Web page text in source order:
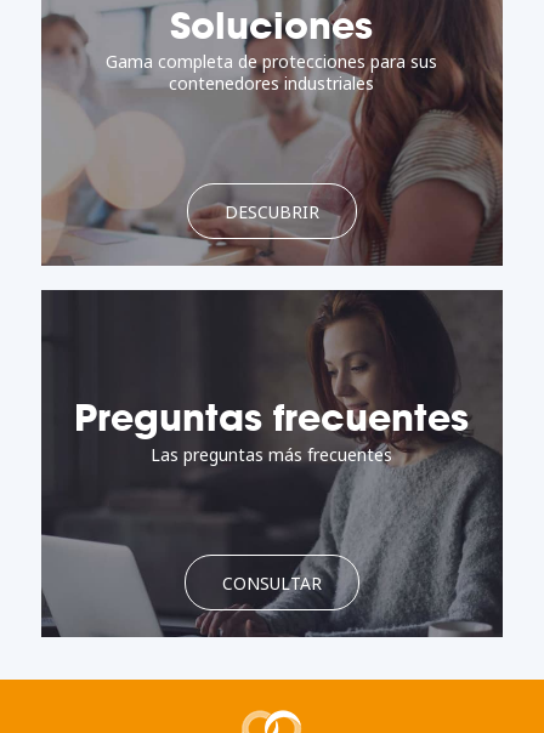
Soluciones
Gama completa de protecciones para sus
contenedores industriales
DESCUBRIR
Preguntas frecuentes
Las preguntas más frecuentes
CONSULTAR